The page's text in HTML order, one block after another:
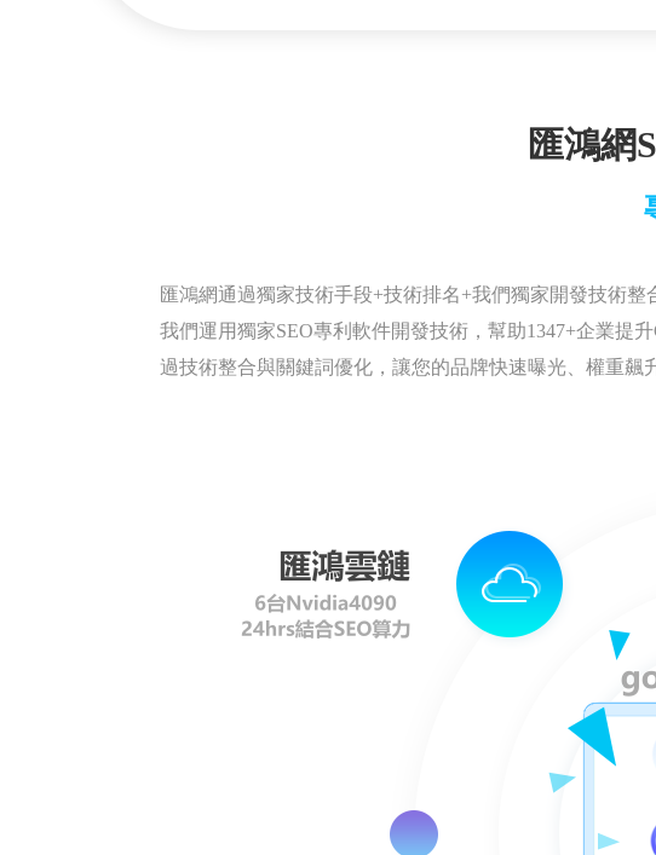
匯鴻網
匯鴻網通過獨家技術手段+技術排名+我們獨家開發技術
我們運用獨家SEO專利軟件開發技術，幫助1347+企業
過技術整合與關鍵詞優化，讓您的品牌快速曝光、權重飆